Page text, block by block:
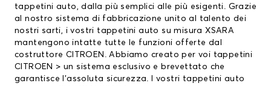
tappetini auto, dalla più semplici alle più esigenti. Grazie
al nostro sistema di fabbricazione unito al talento dei
nostri sarti, i vostri tappetini auto su misura XSARA
mantengono intatte tutte le funzioni offerte dal
costruttore CITROEN. Abbiamo creato per voi tappetini
CITROEN > un sistema esclusivo e brevettato che
garantisce l’assoluta sicurezza. I vostri tappetini auto